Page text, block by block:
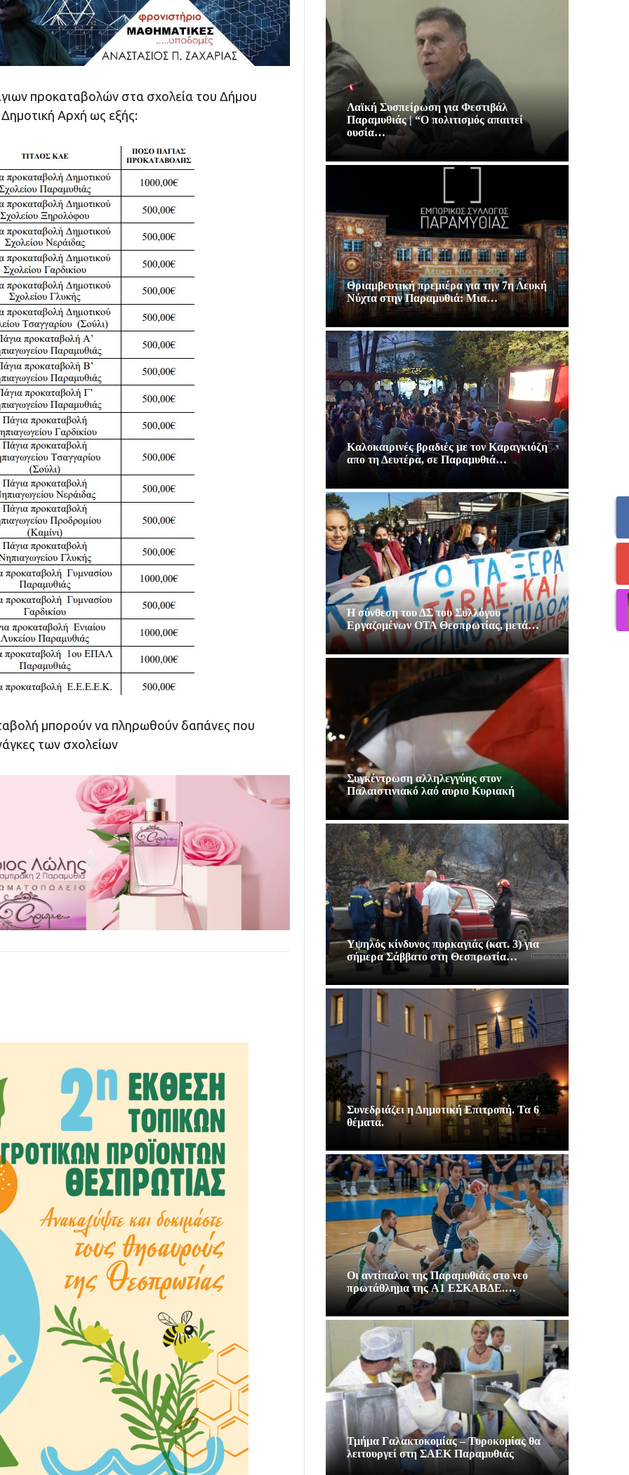
προκαταβολών στα σχολεία του Δήμου
Αρχή ως εξής:
μπορούν να πληρωθούν δαπάνες που
των σχολείων
Λαϊκή Συσπείρωση για Φεστιβάλ
Παραμυθιάς | “Ο πολιτισμός απαιτεί
ουσία…
Θριαμβευτική πρεμιέρα για την 7η Λευκή
Νύχτα στην Παραμυθιά: Μια…
Καλοκαιρινές βραδιές με τον Καραγκιόζη
απο τη Δευτέρα, σε Παραμυθιά…
Η σύνθεση του ΔΣ του Συλλόγου
Εργαζομένων ΟΤΑ Θεσπρωτίας, μετά…
Συγκέντρωση αλληλεγγύης στον
Παλαιστινιακό λαό αυριο Κυριακή
Υψηλός κίνδυνος πυρκαγιάς (κατ. 3) για
σήμερα Σάββατο στη Θεσπρωτία…
Συνεδριάζει η Δημοτική Επιτροπή. Τα 6
θέματα.
Οι αντίπαλοι της Παραμυθιάς στο νεο
πρωτάθλημα της A1 ΕΣΚΑΒΔΕ.…
Τμήμα Γαλακτοκομίας – Τυροκομίας θα
λειτουργεί στη ΣΑΕΚ Παραμυθιάς